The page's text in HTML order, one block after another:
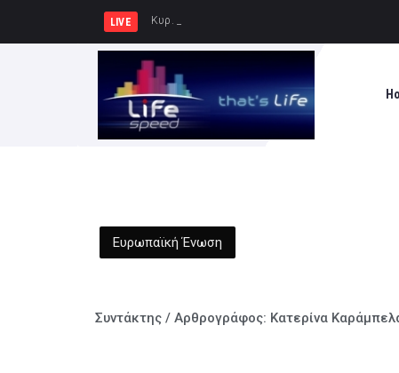
LIVE Κυρ. Μητσοτάκης: Η χώρα δεν μπορεί ν
Ευρωπαϊκή Ένωση
Συντάκτης / Αρθρογράφος: Κατερίνα